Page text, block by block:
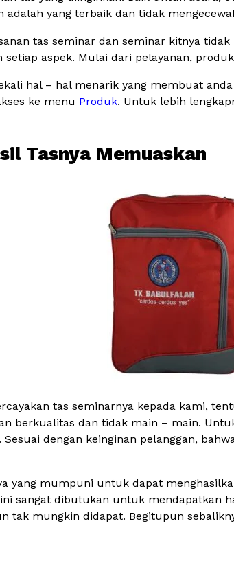
yang terbaik dan tidak
tas seminar dan seminar kitnya
aspek. Mulai dari pelayanan,
hal – hal menarik yang membuat
ke menu Produk. Untuk lebih
Tasnya Memuaskan
tas seminarnya kepada kami,
berkualitas dan tidak main – main.
dengan keinginan pelanggan,
yang mumpuni untuk dapat
sangat dibutukan untuk mendapatkan
tak mungkin didapat. Begitupun